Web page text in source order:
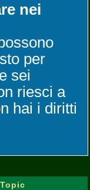
nei
per
sei
riesci a
hai i diritti